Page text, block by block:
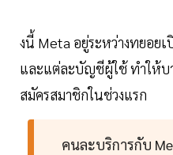
งนี้ Meta อยู่ระหว่างทยอย
และแต่ละบัญชีผู้ใช้ ทำให้บ
สมัครสมาชิกในช่วงแรก
คนละบริการกับ